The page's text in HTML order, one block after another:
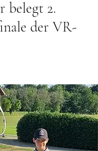
belegt 2.
der VR-